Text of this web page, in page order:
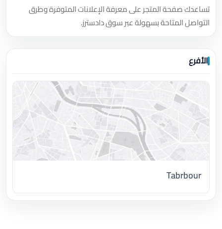
تساعدك صفحة المتجر على معرفة الإعلانات المتوفرة وطرق
التواصل المتاحة بسهولة عبر سوق دادسترز.
الأفرع
Tabrbour